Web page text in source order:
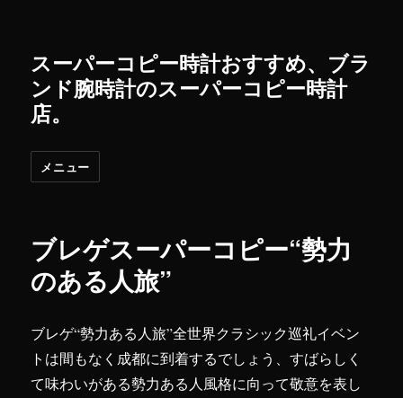
スーパーコピー時計おすすめ、ブラ
ンド腕時計のスーパーコピー時計
店。
メニュー
ブレゲスーパーコピー“勢力
のある人旅”
ブレゲ“勢力ある人旅”全世界クラシック巡礼イベン
トは間もなく成都に到着するでしょう、すばらしく
て味わいがある勢力ある人風格に向って敬意を表し